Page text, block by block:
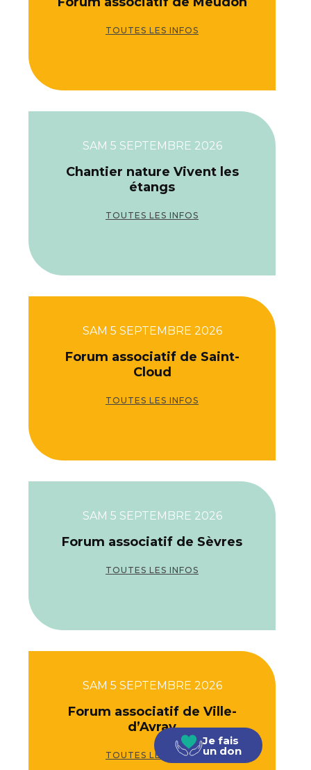
TOUTES LES INFOS
SAM 5 SEPTEMBRE 2026
Chantier nature Vivent les
étangs
TOUTES LES INFOS
SAM 5 SEPTEMBRE 2026
Forum associatif de Saint-
Cloud
TOUTES LES INFOS
SAM 5 SEPTEMBRE 2026
Forum associatif de Sèvres
TOUTES LES INFOS
SAM 5 SEPTEMBRE 2026
Forum associatif de Ville-
d’Avray
TOUTES LES INFOS
Je fais
un don